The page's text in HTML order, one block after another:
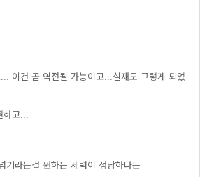
이건 곧 역전될 가능이고...실재도 그렇게 되었
하고...
기라는걸 원하는 세력이 정당하다는